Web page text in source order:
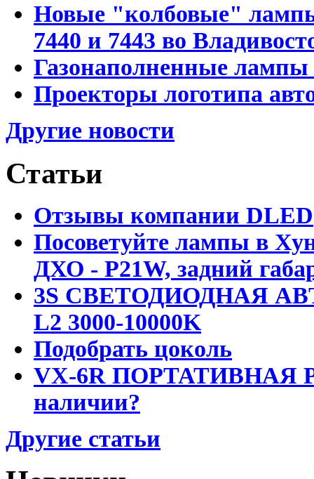
Новые "колбовые"
7440 и 7443 во
Газонаполненные лампы
Проекторы логотипа
Другие новости
Статьи
Отзывы компании DLED
Посоветуйте лампы в
ДХО - P21W, задний
3S СВЕТОДИОДНАЯ
L2 3000-10000K
Подобрать цоколь
VX-6R ПОРТАТИВНАЯ
наличии?
Другие статьи